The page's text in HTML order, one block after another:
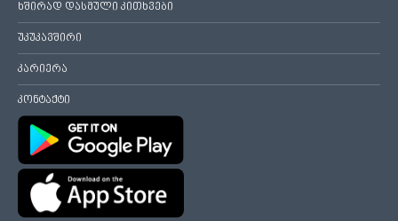
ხშირად დასმული კითხვები
უკუკავშირი
კარიერა
კონტაქტი